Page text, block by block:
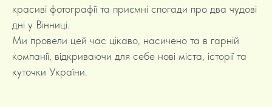
красиві фотографії та приємні спогади про два чудові
дні у Вінниці.
Ми провели цей час цікаво, насичено та в гарній
компанії, відкриваючи для себе нові міста, історії та
куточки України.